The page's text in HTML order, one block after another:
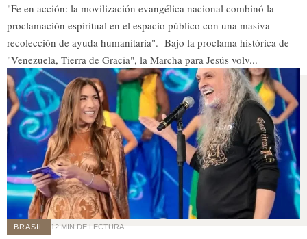
"Fe en acción: la movilización evangélica nacional combinó la
proclamación espiritual en el espacio público con una masiva
recolección de ayuda humanitaria". Bajo la proclama histórica de
"Venezuela, Tierra de Gracia", la Marcha para Jesús volv...
BRASIL 12 MIN DE LECTURA